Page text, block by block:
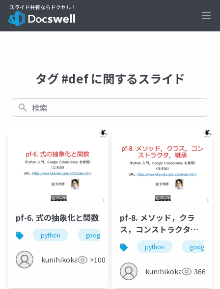
タグ #def に関するスライド
検索
pf-6. 式の抽象化と関数
python google colaboratory 関数
kunihikokaneko>100
pf-8. メソッド，クラ
ス，コンストラクタ，
継承
python google
kunihikokaneko366